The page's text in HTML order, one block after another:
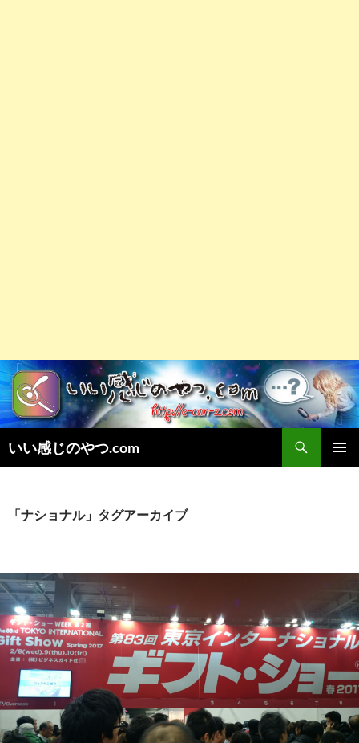
いい感じのやつ.com
索
ン
キ
ッ
プ
「ナショナル」タグアーカイブ